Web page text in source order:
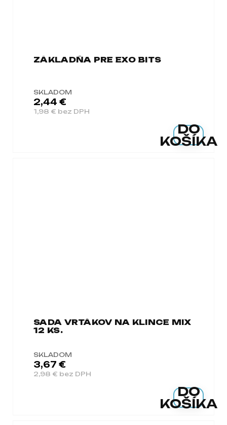
ZÁKLADŇA PRE EXO BITS
SKLADOM
1,98 € bez DPH
2,44 €
DO
KOŠÍKA
SADA VRTÁKOV NA KLINCE MIX
12 KS.
SKLADOM
2,98 € bez DPH
3,67 €
DO
KOŠÍKA